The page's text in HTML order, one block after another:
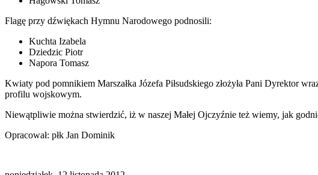
Flagę przy dźwiękach Hymnu Narodowego podnosili:
Kuchta Izabela
Dziedzic Piotr
Napora Tomasz
Kwiaty pod pomnikiem Marszałka Józefa Piłsudskiego złożyła Pani Dyrektor
profilu wojskowym.
Niewątpliwie można stwierdzić, iż w naszej Małej Ojczyźnie też wiemy, jak
Opracował: płk Jan Dominik